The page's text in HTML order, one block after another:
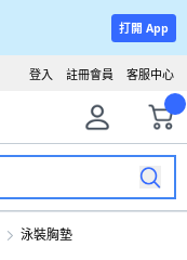
打開 App
客服中心
註冊會員
登入
泳裝胸墊